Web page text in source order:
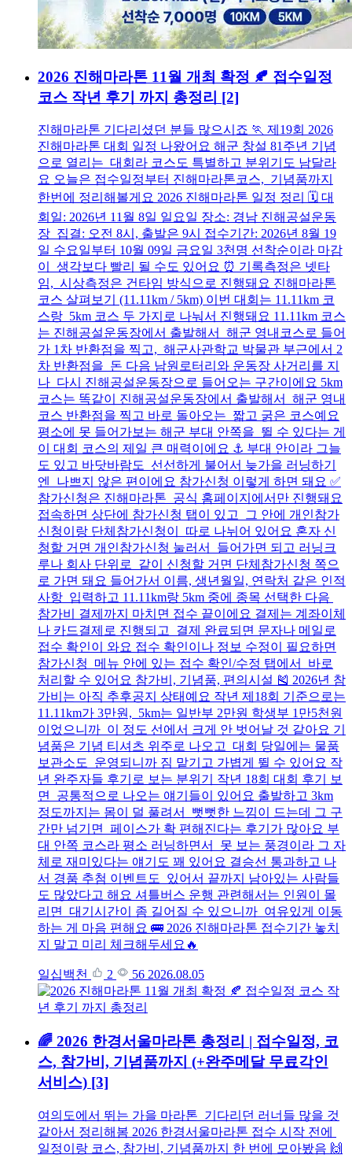
2026 진해마라톤 11월 개최 확정 🍂 접수일정
코스 작년 후기 까지 총정리 [2]
진해마라톤 기다리셨던 분들 많으시죠 🏃 제19회 2026
진해마라톤 대회 일정 나왔어요 해군 창설 81주년 기념
으로 열리는 대회라 코스도 특별하고 분위기도 남달라
요 오늘은 접수일정부터 진해마라톤코스, 기념품까지
한번에 정리해볼게요 2026 진해마라톤 일정 정리 🗓️ 대
회일: 2026년 11월 8일 일요일 장소: 경남 진해공설운동
장 집결: 오전 8시, 출발은 9시 접수기간: 2026년 8월 19
일 수요일부터 10월 09일 금요일 3천명 선착순이라 마감
이 생각보다 빨리 될 수도 있어요 ⏰ 기록측정은 넷타
임, 시상측정은 건타임 방식으로 진행돼요 진해마라톤
코스 살펴보기 (11.11km / 5km) 이번 대회는 11.11km 코
스랑 5km 코스 두 가지로 나눠서 진행돼요 11.11km 코스
는 진해공설운동장에서 출발해서 해군 영내코스로 들어
가 1차 반환점을 찍고, 해군사관학교 박물관 부근에서 2
차 반환점을 돈 다음 남원로터리와 운동장 사거리를 지
나 다시 진해공설운동장으로 들어오는 구간이에요 5km
코스는 똑같이 진해공설운동장에서 출발해서 해군 영내
코스 반환점을 찍고 바로 돌아오는 짧고 굵은 코스예요
평소에 못 들어가보는 해군 부대 안쪽을 뛸 수 있다는 게
이 대회 코스의 제일 큰 매력이에요 ⚓ 부대 안이라 그늘
도 있고 바닷바람도 선선하게 불어서 늦가을 러닝하기
엔 나쁘지 않은 편이에요 참가신청 이렇게 하면 돼요 ✅
참가신청은 진해마라톤 공식 홈페이지에서만 진행돼요
접속하면 상단에 참가신청 탭이 있고 그 안에 개인참가
신청이랑 단체참가신청이 따로 나뉘어 있어요 혼자 신
청할 거면 개인참가신청 눌러서 들어가면 되고 러닝크
루나 회사 단위로 같이 신청할 거면 단체참가신청 쪽으
로 가면 돼요 들어가서 이름, 생년월일, 연락처 같은 인적
사항 입력하고 11.11km랑 5km 중에 종목 선택한 다음
참가비 결제까지 마치면 접수 끝이에요 결제는 계좌이체
나 카드결제로 진행되고 결제 완료되면 문자나 메일로
접수 확인이 와요 접수 확인이나 정보 수정이 필요하면
참가신청 메뉴 안에 있는 접수 확인/수정 탭에서 바로
처리할 수 있어요 참가비, 기념품, 편의시설 🎽 2026년 참
가비는 아직 추후공지 상태예요 작년 제18회 기준으로는
11.11km가 3만원, 5km는 일반부 2만원 학생부 1만5천원
이었으니까 이 정도 선에서 크게 안 벗어날 것 같아요 기
념품은 기념 티셔츠 위주로 나오고 대회 당일에는 물품
보관소도 운영되니까 짐 맡기고 가볍게 뛸 수 있어요 작
년 완주자들 후기로 보는 분위기 작년 18회 대회 후기 보
면 공통적으로 나오는 얘기들이 있어요 출발하고 3km
정도까지는 몸이 덜 풀려서 뻣뻣한 느낌이 드는데 그 구
간만 넘기면 페이스가 확 편해진다는 후기가 많아요 부
대 안쪽 코스라 평소 러닝하면서 못 보는 풍경이라 그 자
체로 재미있다는 얘기도 꽤 있어요 결승선 통과하고 나
서 경품 추첨 이벤트도 있어서 끝까지 남아있는 사람들
도 많았다고 해요 셔틀버스 운행 관련해서는 인원이 몰
리면 대기시간이 좀 길어질 수 있으니까 여유있게 이동
하는 게 마음 편해요 🚌 2026 진해마라톤 접수기간 놓치
지 말고 미리 체크해두세요🔥
일십백천 2 56 2026.08.05
🌈 2026 한경서울마라톤 총정리 | 접수일정, 코
스, 참가비, 기념품까지 (+완주메달 무료각인
서비스) [3]
여의도에서 뛰는 가을 마라톤 기다리던 러너들 많을 것
같아서 정리해봄 2026 한경서울마라톤 접수 시작 전에
일정이랑 코스, 참가비, 기념품까지 한 번에 모아봤음 🙌